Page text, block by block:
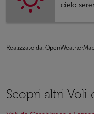
cielo
Realizzato da:
Scopri altri Voli